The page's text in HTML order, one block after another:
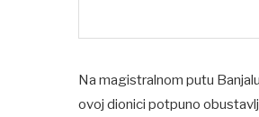
Na magistralnom putu
ovoj dionici potpuno